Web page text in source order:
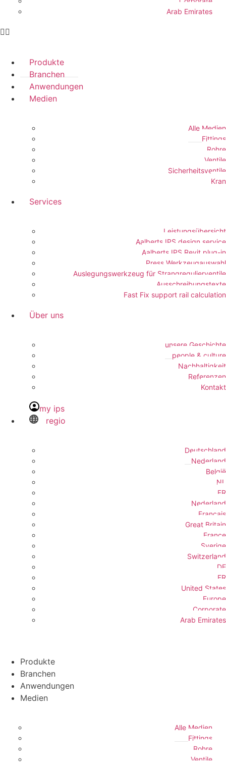
Arab Emirates
Produkte
Branchen
Anwendungen
Medien
Alle Medien
Fittings
Rohre
Ventile
Sicherheitsventile
Kran
Services
Leistungsübersicht
Aalberts IPS design service
Aalberts IPS Revit plug-in
Press Werkzeugauswahl
Auslegungswerkzeug für Strangregulierventile
Ausschreibungstexte
Fast Fix support rail calculation
Über uns
unsere Geschichte
people & culture
Nachhaltigkeit
Referenzen
Kontakt
my ips
regio
Deutschland
Nederland
België
NL
FR
Nederland
Français
Great Britain
France
Sverige
Switzerland
DE
FR
United States
Europe
Corporate
Arab Emirates
Produkte
Branchen
Anwendungen
Medien
Alle Medien
Fittings
Rohre
Ventile